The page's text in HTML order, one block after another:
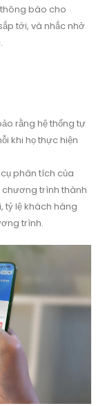
báo cho
tới, và nhắc nhở
rằng hệ thống tự
khi họ thực hiện
phân tích của
chương trình thành
tỷ lệ khách hàng
trình.